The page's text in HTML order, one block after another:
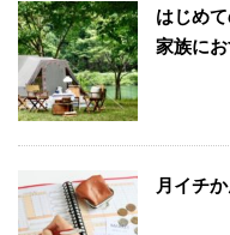
はじめ
家族に
月イチ